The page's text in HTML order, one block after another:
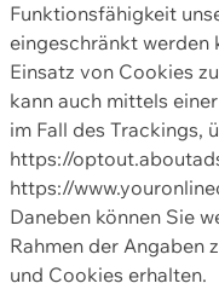
Funktionsfähigkeit
eingeschränkt werden
Einsatz von Cookies
kann auch mittels
im Fall des Trackings,
https://
https://
Daneben können Sie
Rahmen der Angaben
und Cookies erhalten.